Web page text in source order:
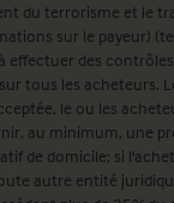
du terrorisme et le
sur le payeur)
effectuer des
tous les acheteurs.
le ou les
au minimum, une
de domicile; si
autre entité